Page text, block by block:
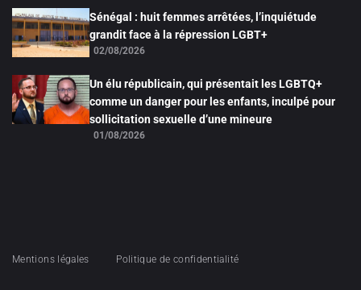
Sénégal : huit femmes arrêtées, l’inquiétude
grandit face à la répression LGBT+
02/08/2026
Un élu républicain, qui présentait les LGBTQ+
comme un danger pour les enfants, inculpé pour
sollicitation sexuelle d’une mineure
01/08/2026
Mentions légales Politique de confidentialité